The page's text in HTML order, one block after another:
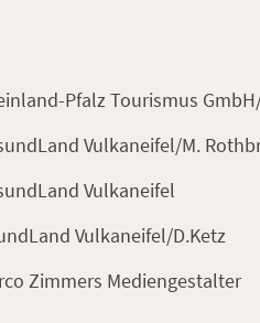
Pfalz Tourismus
Vulkaneifel/M.
Vulkaneifel
Vulkaneifel/D.Ketz
Zimmers Mediengestalter